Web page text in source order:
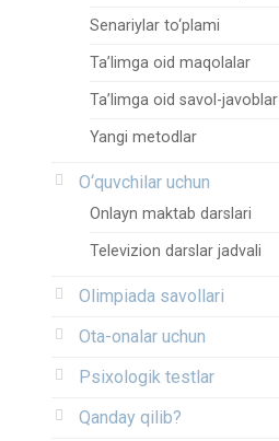
Senariylar to‘plami
Ta’limga oid maqolalar
Ta’limga oid savol-javoblar
Yangi metodlar
O‘quvchilar uchun
Onlayn maktab darslari
Televizion darslar jadvali
Olimpiada savollari
Ota-onalar uchun
Psixologik testlar
Qanday qilib?